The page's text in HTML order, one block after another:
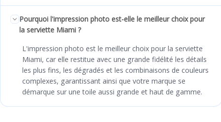
Pourquoi l'impression photo est-elle le meilleur choix pour
la serviette Miami ?
L'impression photo est le meilleur choix pour la serviette
Miami, car elle restitue avec une grande fidélité les détails
les plus fins, les dégradés et les combinaisons de couleurs
complexes, garantissant ainsi que votre marque se
démarque sur une toile aussi grande et haut de gamme.